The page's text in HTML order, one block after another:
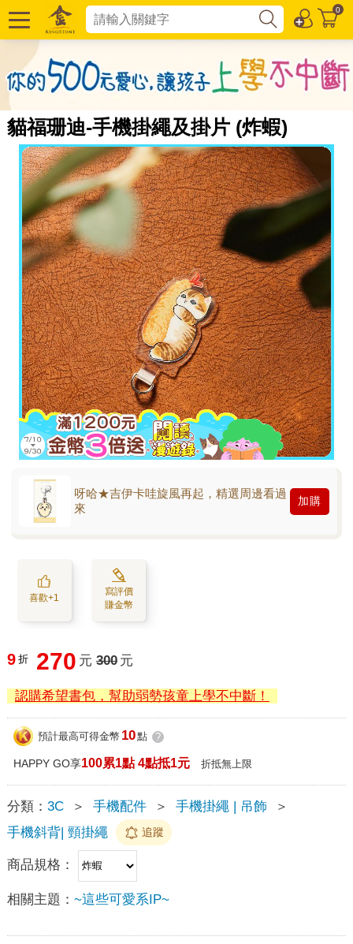
0
貓福珊迪-手機掛繩及掛片 (炸蝦)
呀哈★吉伊卡哇旋風再起，精選周邊看過
來
加購
喜歡+1
寫評價
賺金幣
9 折 270 元 300 元
認購希望書包，幫助弱勢孩童上學不中斷！
預計最高可得金幣 10點 ?
HAPPY GO享100累1點 4點抵1元 折抵無上限
分類： 3C ＞ 手機配件 ＞ 手機掛繩 | 吊飾
＞
手機斜背| 頸掛繩
追蹤
商品規格：
相關主題： ~這些可愛系IP~